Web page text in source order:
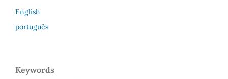
English
português
Keywords